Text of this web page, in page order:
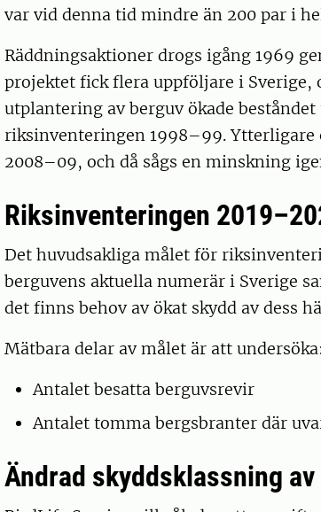
var vid denna tid mindre än 200 par i
Räddningsaktioner drogs igång 1969
projektet fick flera uppföljare i Sverige,
utplantering av berguv ökade
riksinventeringen 1998–99. Ytterligare
2008–09, och då sågs en minskning
Riksinventeringen 2019–
Det huvudsakliga målet för
berguvens aktuella numerär i Sverige
det finns behov av ökat skydd av dess
Mätbara delar av målet är att undersöka:
Antalet besatta berguvsrevir
Antalet tomma bergsbranter där
Ändrad skyddsklassning